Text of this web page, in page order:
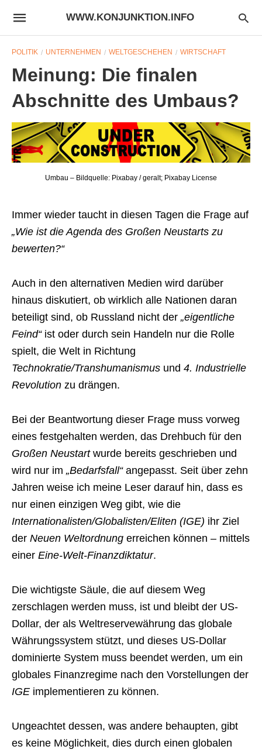
WWW.KONJUNKTION.INFO
POLITIK UNTERNEHMEN WELTGESCHEHEN WIRTSCHAFT
Meinung: Die finalen
Abschnitte des Umbaus?
Umbau – Bildquelle: Pixabay / geralt; Pixabay License
Immer wieder taucht in diesen Tagen die Frage auf
„Wie ist die Agenda des Großen Neustarts zu
bewerten?“
Auch in den alternativen Medien wird darüber
hinaus diskutiert, ob wirklich alle Nationen daran
beteiligt sind, ob Russland nicht der „eigentliche
Feind“ist oder durch sein Handeln nur die Rolle
spielt, die Welt in Richtung
Technokratie/Transhumanismus und 4. Industrielle
Revolution zu drängen.
Bei der Beantwortung dieser Frage muss vorweg
eines festgehalten werden, das Drehbuch für den
Großen Neustartwurde bereits geschrieben und
wird nur im „Bedarfsfall“angepasst. Seit über zehn
Jahren weise ich meine Leser darauf hin, dass es
nur einen einzigen Weg gibt, wie die
Internationalisten/Globalisten/Eliten (IGE) ihr Ziel
der Neuen Weltordnung erreichen können – mittels
einer Eine-Welt-Finanzdiktatur.
Die wichtigste Säule, die auf diesem Weg
zerschlagen werden muss, ist und bleibt der US-
Dollar, der als Weltreservewährung das globale
Währungssystem stützt, und dieses US-Dollar
dominierte System muss beendet werden, um ein
globales Finanzregime nach den Vorstellungen der
IGE implementieren zu können.
Ungeachtet dessen, was andere behaupten, gibt
es keine Möglichkeit, dies durch einen globalen